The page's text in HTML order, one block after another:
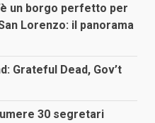
un borgo perfetto per
Lorenzo: il panorama
Grateful Dead, Gov’t
30 segretari